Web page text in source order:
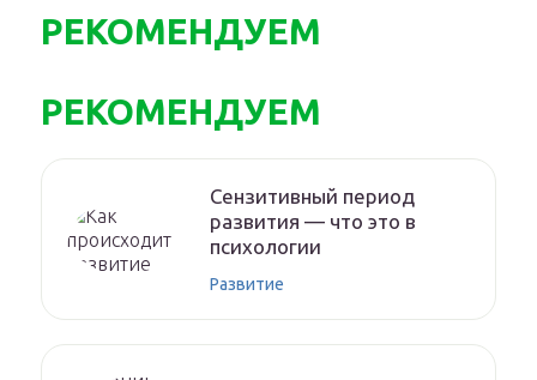
РЕКОМЕНДУЕМ
РЕКОМЕНДУЕМ
Сензитивный период
развития — что это в
психологии
Развитие